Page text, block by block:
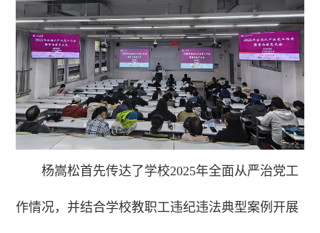
杨嵩松首先传达了学校2025年全面从严治党工
作情况，并结合学校教职工违纪违法典型案例开展